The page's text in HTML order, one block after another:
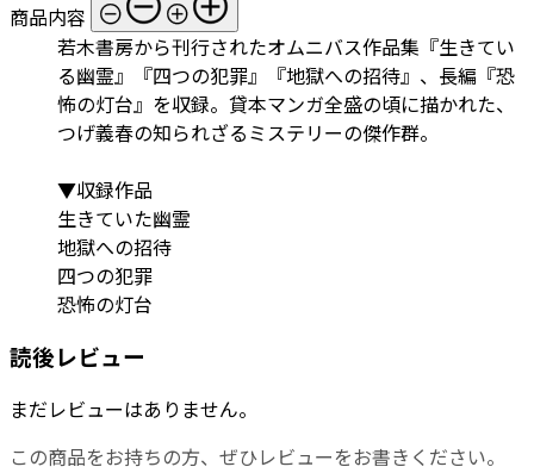
商品内容
若木書房から刊行されたオムニバス作品集『生きてい
る幽霊』『四つの犯罪』『地獄への招待』、長編『恐
怖の灯台』を収録。貸本マンガ全盛の頃に描かれた、
つげ義春の知られざるミステリーの傑作群。
▼収録作品
生きていた幽霊
地獄への招待
四つの犯罪
恐怖の灯台
読後レビュー
まだレビューはありません。
この商品をお持ちの方、ぜひレビューをお書きください。